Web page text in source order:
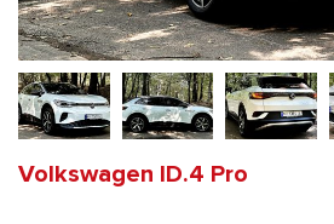
Volkswagen ID.4 Pro